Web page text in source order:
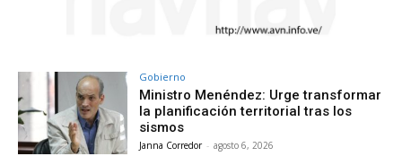
Gobierno
Ministro Menéndez: Urge transformar
la planificación territorial tras los
sismos
Janna Corredor - agosto 6, 2026